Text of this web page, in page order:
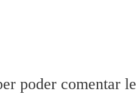
poder comentar